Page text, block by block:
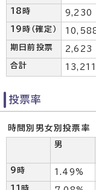
18時 9,230
19時（確定）
期日前投票 2,623
合計 13,211
投票率
時間別男女別投票率
男
9時
1.49%